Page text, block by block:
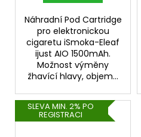
Náhradní Pod Cartridge
pro elektronickou
cigaretu iSmoka-Eleaf
ijust AIO 1500mAh.
Možnost výměny
žhavící hlavy, objem...
SLEVA MIN. 2% PO
REGISTRACI